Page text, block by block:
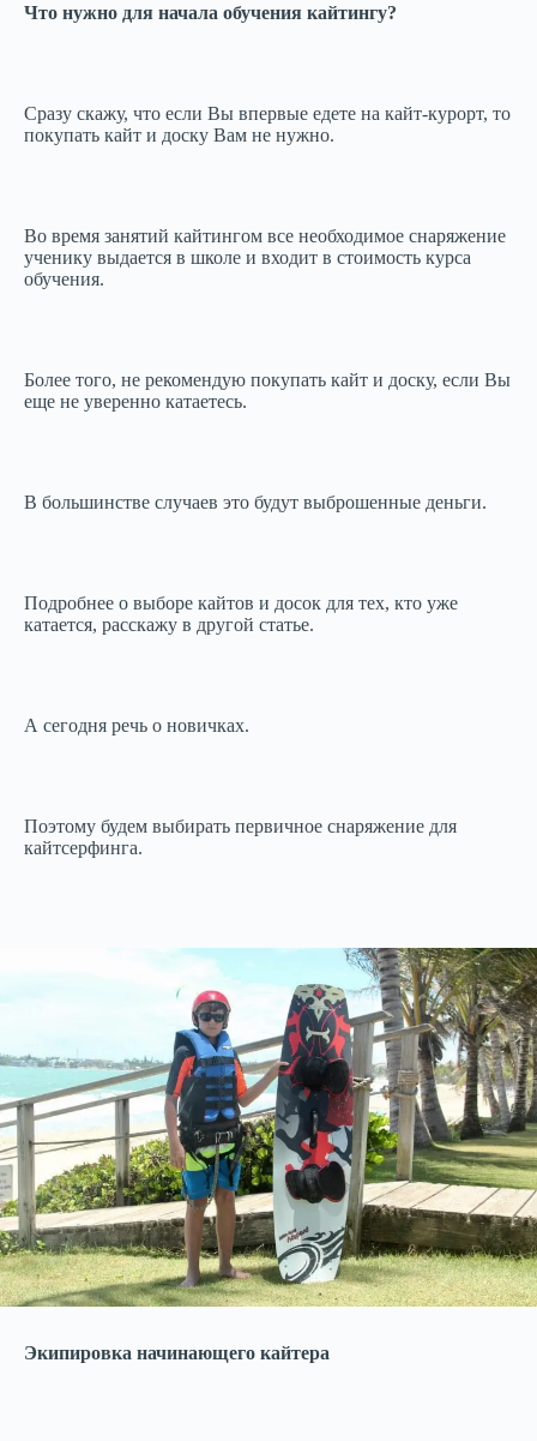
Что нужно для начала обучения кайтингу?
Сразу скажу, что если Вы впервые едете на кайт-курорт, то
покупать кайт и доску Вам не нужно.
Во время занятий кайтингом все необходимое снаряжение
ученику выдается в школе и входит в стоимость курса
обучения.
Более того, не рекомендую покупать кайт и доску, если Вы
еще не уверенно катаетесь.
В большинстве случаев это будут выброшенные деньги.
Подробнее о выборе кайтов и досок для тех, кто уже
катается, расскажу в другой статье.
А сегодня речь о новичках.
Поэтому будем выбирать первичное снаряжение для
кайтсерфинга.
Экипировка начинающего кайтера